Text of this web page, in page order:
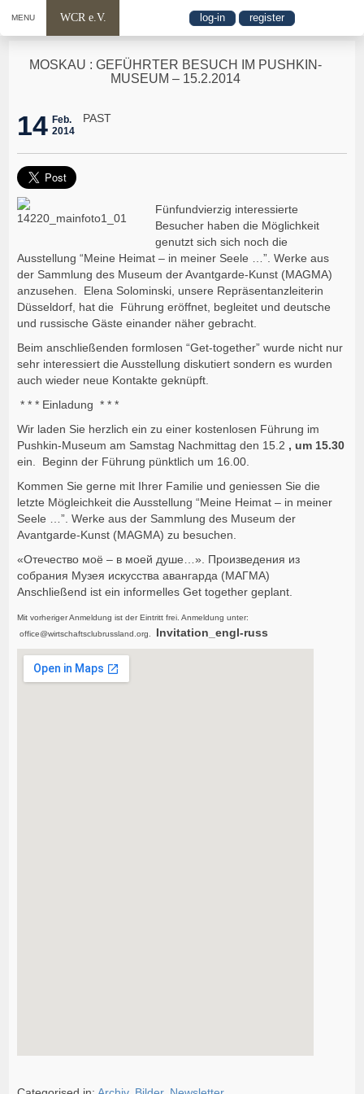
MENU WCR e.V. log-in register
MOSKAU : GEFÜHRTER BESUCH IM PUSHKIN-
MUSEUM – 15.2.2014
14 Feb.
2014
PAST
Fünfundvierzig interessierte
Besucher haben die Möglichkeit
genutzt sich sich noch die
Ausstellung “Meine Heimat – in meiner Seele …”. Werke aus
der Sammlung des Museum der Avantgarde-Kunst (MAGMA)
anzusehen. Elena Solominski, unsere Repräsentanzleiterin
Düsseldorf, hat die Führung eröffnet, begleitet und deutsche
und russische Gäste einander näher gebracht.
Beim anschließenden formlosen “Get-together” wurde nicht nur
sehr interessiert die Ausstellung diskutiert sondern es wurden
auch wieder neue Kontakte geknüpft.
* * * Einladung * * *
Wir laden Sie herzlich ein zu einer kostenlosen Führung im
Pushkin-Museum am Samstag Nachmittag den 15.2 , um 15.30
ein. Beginn der Führung pünktlich um 16.00.
Kommen Sie gerne mit Ihrer Familie und geniessen Sie die
letzte Mögleichkeit die Ausstellung “Meine Heimat – in meiner
Seele …”. Werke aus der Sammlung des Museum der
Avantgarde-Kunst (MAGMA) zu besuchen.
«Отечество моё – в моей душе…». Произведения из
собрания Музея искусства авангарда (МАГМА)
Anschließend ist ein informelles Get together geplant.
Mit vorheriger Anmeldung ist der Eintritt frei. Anmeldung unter:
office@wirtschaftsclubrussland.org. Invitation_engl-russ